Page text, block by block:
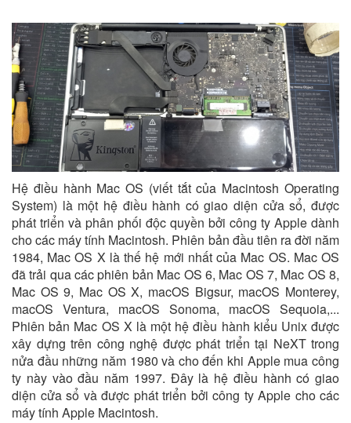
Hệ điều hành Mac OS (viết tắt của Macintosh Operating
System) là một hệ điều hành có giao diện cửa sổ, được
phát triển và phân phối độc quyền bởi công ty Apple dành
cho các máy tính Macintosh. Phiên bản đầu tiên ra đời năm
1984, Mac OS X là thế hệ mới nhất của Mac OS. Mac OS
đã trải qua các phiên bản Mac OS 6, Mac OS 7, Mac OS 8,
Mac OS 9, Mac OS X, macOS Bigsur, macOS Monterey,
macOS Ventura, macOS Sonoma, macOS Sequoia,...
Phiên bản Mac OS X là một hệ điều hành kiểu Unix được
xây dựng trên công nghệ được phát triển tại NeXT trong
nửa đầu những năm 1980 và cho đến khi Apple mua công
ty này vào đầu năm 1997. Đây là hệ điều hành có giao
diện cửa sổ và được phát triển bởi công ty Apple cho các
máy tính Apple Macintosh.